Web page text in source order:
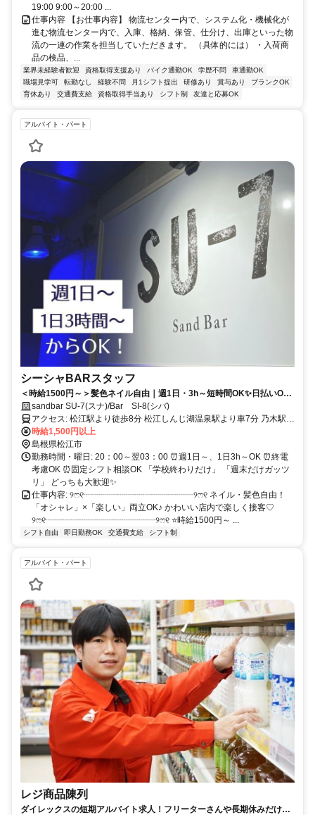
19:00 9:00～20:00 ...
仕事内容 【お仕事内容】 物流センター内で、システム化・機械化が
進む物流センター内で、入庫、格納、保管、仕分け、出庫といった物
流の一連の作業を担当していただきます。 （具体的には） ・入荷商
品の検品、...
業界未経験者歓迎 資格取得支援あり バイク通勤OK 学歴不問
車通勤OK
職場見学可
転勤なし 経験不問 月1シフト提出 研修あり 賞与あり
ブランクOK
育休あり
交通費支給 資格取得手当あり シフト制 友達と応募OK
アルバイト・パート
シーシャBARスタッフ
＜時給1500円～＞髪色ネイル自由｜週1日・3h～短時間OK✨日払いOK
｜ sandbar SU-7(スナ)/Bar SI-8(シバ)
アクセス: 松江駅より徒歩8分 松江しんじ湖温泉駅より車7分 乃木駅よ
り車8分
時給1,500円以上
島根県松江市
勤務時間・曜日: 20：00～翌03：00 ⏰週1日～、1日3h～OK ⏰終電
考慮OK ⏰固定シフト相談OK 「学校終わりだけ」 「週末だけガッツ
リ」 どっちも大歓迎✨
仕事内容: ୨ෆ୧┈┈┈┈┈┈┈┈┈┈┈┈┈୨ෆ୧ ネイル・髪色自由！
「オシャレ」×「楽しい」両立OK♪ かわいい店内で楽しく接客♡
୨ෆ୧┈┈┈┈┈┈┈┈┈┈┈┈┈୨ෆ୧ ⭐時給1500円～ ...
シフト自由 即日勤務OK 交通費支給 シフト制
アルバイト・パート
レジ商品陳列
ダイレックスの短期アルバイト求人！フリーターさんや長期休みだけ働